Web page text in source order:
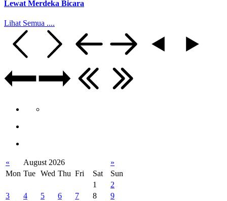
Lewat Merdeka Bicara
Lihat Semua ....
« August 2026
»
Mon Tue Wed Thu Fri Sat
Sun
1
2
3
4 5 6 7 8
9